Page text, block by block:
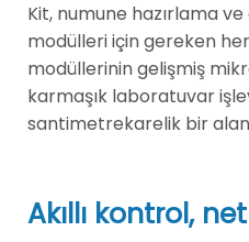
Kit, numune hazırlama
modülleri için gereken
modüllerinin gelişmiş
karmaşık laboratuvar
santimetrekarelik bir
Akıllı kontrol,